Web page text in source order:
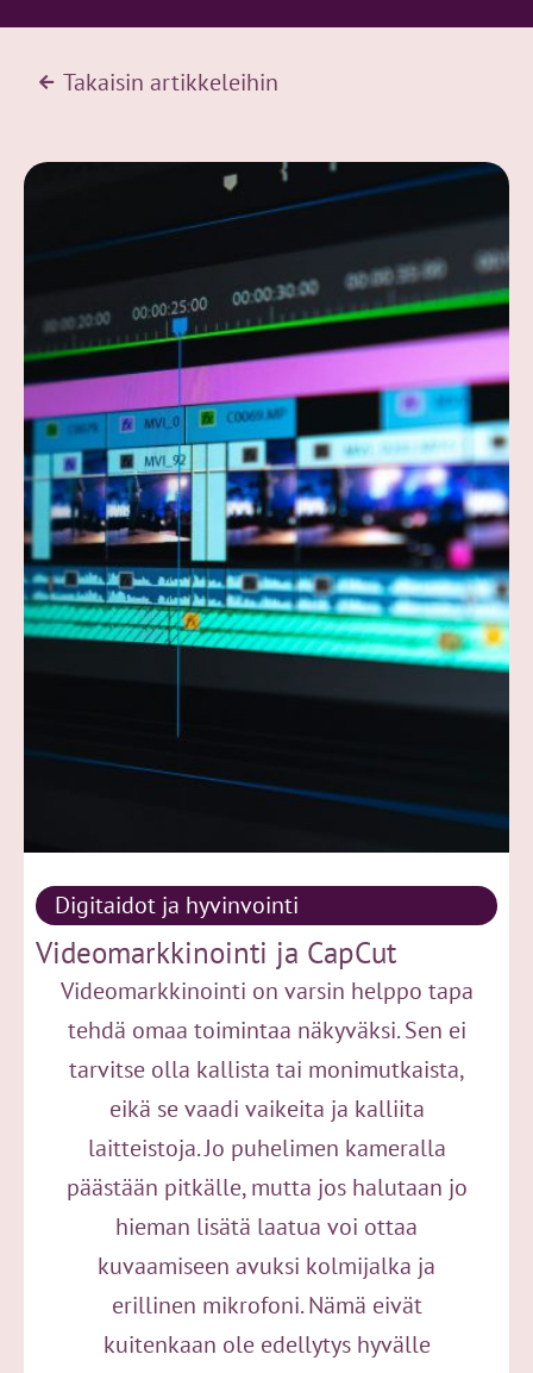
Takaisin artikkeleihin
Digitaidot ja hyvinvointi
Videomarkkinointi ja CapCut
Videomarkkinointi on varsin helppo tapa
tehdä omaa toimintaa näkyväksi. Sen ei
tarvitse olla kallista tai monimutkaista,
eikä se vaadi vaikeita ja kalliita
laitteistoja. Jo puhelimen kameralla
päästään pitkälle, mutta jos halutaan jo
hieman lisätä laatua voi ottaa
kuvaamiseen avuksi kolmijalka ja
erillinen mikrofoni. Nämä eivät
kuitenkaan ole edellytys hyvälle